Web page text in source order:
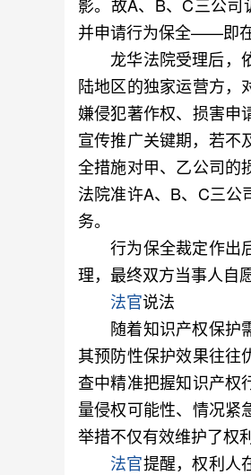
并申请行为保全——即
龙华法院受理后，依
陆地区的独家运营方，
嫌侵犯著作权、损害申
宣传推广关键期，若不
全措施对甲、乙公司的
法院准许A、B、C三公
务。
行为保全裁定作出
理，最终双方当事人自
法官说法
随着知识产权保护需
其预防性保护效果往往
查中精准把握知识产权
量侵权可能性、情况紧
举措不仅有效维护了权
法官提醒，权利人